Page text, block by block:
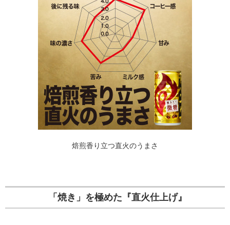
焙煎香り立つ直火のうまさ
「焼き」を極めた『直火仕上げ』